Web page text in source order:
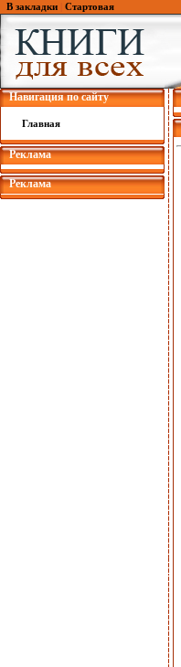
В закладки Стартовая
Навигация по сайту
Главная
Реклама
Реклама